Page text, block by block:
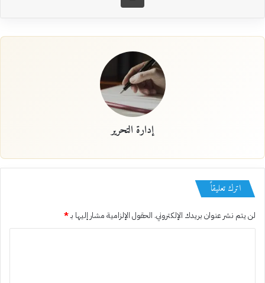
إدارة التحرير
اترك تعليقاً
لن يتم نشر عنوان بريدك الإلكتروني. الحقول الإلزامية مشار إليها بـ*